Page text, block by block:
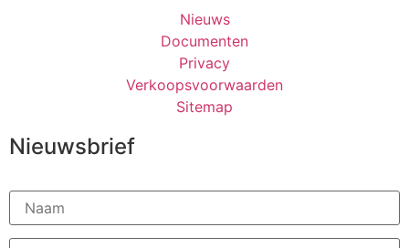
Nieuws
Documenten
Privacy
Verkoopsvoorwaarden
Sitemap
Nieuwsbrief